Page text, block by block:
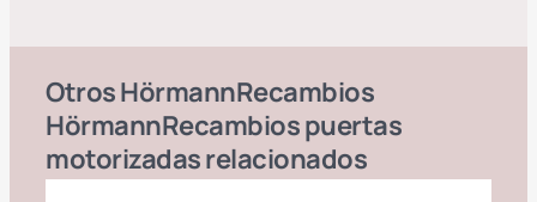
OtrosHörmannRecambios
HörmannRecambios puertas
motorizadasrelacionados